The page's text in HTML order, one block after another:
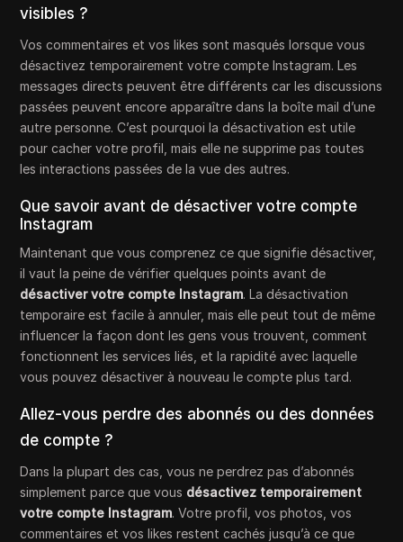
visibles ?
Vos commentaires et vos likes sont masqués lorsque vous
désactivez temporairement votre compte Instagram. Les
messages directs peuvent être différents car les discussions
passées peuvent encore apparaître dans la boîte mail d’une
autre personne. C’est pourquoi la désactivation est utile
pour cacher votre profil, mais elle ne supprime pas toutes
les interactions passées de la vue des autres.
Que savoir avant de désactiver votre compte
Instagram
Maintenant que vous comprenez ce que signifie désactiver,
il vaut la peine de vérifier quelques points avant de
désactiver votre compte Instagram. La désactivation
temporaire est facile à annuler, mais elle peut tout de même
influencer la façon dont les gens vous trouvent, comment
fonctionnent les services liés, et la rapidité avec laquelle
vous pouvez désactiver à nouveau le compte plus tard.
Allez-vous perdre des abonnés ou des données
de compte ?
Dans la plupart des cas, vous ne perdrez pas d’abonnés
simplement parce que vous désactivez temporairement
votre compte Instagram. Votre profil, vos photos, vos
commentaires et vos likes restent cachés jusqu’à ce que